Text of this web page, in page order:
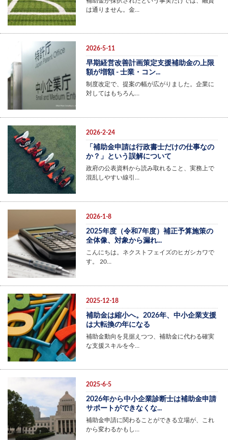
は通りません。金…
2026-5-11
早期経営改善計画策定支援補助金の上限
額が増額 - 士業・コン...
制度改定で、提案の幅が広がりました。企業に
対してはもちろん…
2026-2-24
「補助金申請は行政書士だけの仕事なの
か？」という誤解について
政府の公表資料から読み取れること、実務上で
混乱しやすい線引…
2026-1-8
2025年度（令和7年度）補正予算施策の
全体像、対象から漏れ...
こんにちは。ネクストフェイズのヒガシカワで
す。 20…
2025-12-18
補助金は縮小へ。2026年、中小企業支援
は大転換の年になる
補助金動向を見据えつつ、補助金に代わる確実
な支援スキルを今…
2025-6-5
2026年から中小企業診断士は補助金申請
サポートができなくな...
補助金申請に関わることができる立場が、これ
から変わるかもし…